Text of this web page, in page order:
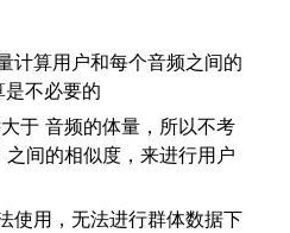
计算用户和每个音频之间的
不必要的
于 音频的体量，所以不考
间的相似度，来进行用户
使用，无法进行群体数据下